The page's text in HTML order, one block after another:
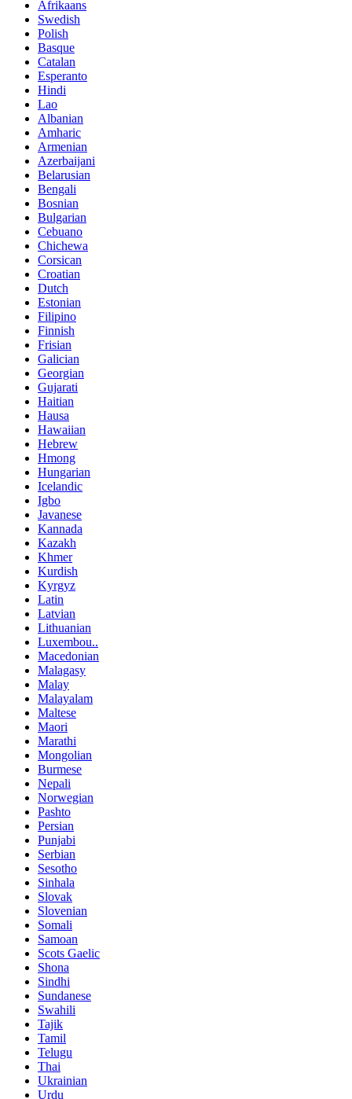
Afrikaans
Swedish
Polish
Basque
Catalan
Esperanto
Hindi
Lao
Albanian
Amharic
Armenian
Azerbaijani
Belarusian
Bengali
Bosnian
Bulgarian
Cebuano
Chichewa
Corsican
Croatian
Dutch
Estonian
Filipino
Finnish
Frisian
Galician
Georgian
Gujarati
Haitian
Hausa
Hawaiian
Hebrew
Hmong
Hungarian
Icelandic
Igbo
Javanese
Kannada
Kazakh
Khmer
Kurdish
Kyrgyz
Latin
Latvian
Lithuanian
Luxembou..
Macedonian
Malagasy
Malay
Malayalam
Maltese
Maori
Marathi
Mongolian
Burmese
Nepali
Norwegian
Pashto
Persian
Punjabi
Serbian
Sesotho
Sinhala
Slovak
Slovenian
Somali
Samoan
Scots Gaelic
Shona
Sindhi
Sundanese
Swahili
Tajik
Tamil
Telugu
Thai
Ukrainian
Urdu